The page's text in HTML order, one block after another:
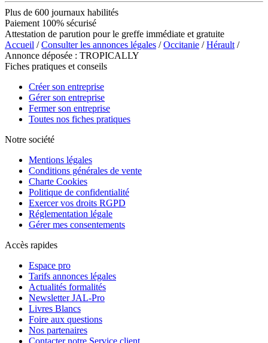
Plus de 600 journaux habilités
Paiement 100% sécurisé
Attestation de parution pour le greffe immédiate et gratuite
Accueil /Consulter les annonces légales /Occitanie /Hérault /
Annonce déposée : TROPICALLY
Fiches pratiques et conseils
Créer son entreprise
Gérer son entreprise
Fermer son entreprise
Toutes nos fiches pratiques
Notre société
Mentions légales
Conditions générales de vente
Charte Cookies
Politique de confidentialité
Exercer vos droits RGPD
Réglementation légale
Gérer mes consentements
Accès rapides
Espace pro
Tarifs annonces légales
Actualités formalités
Newsletter JAL-Pro
Livres Blancs
Foire aux questions
Nos partenaires
Contacter notre Service client